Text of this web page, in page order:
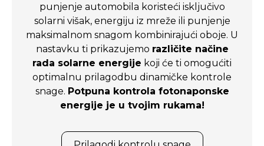
punjenje automobila koristeći isključivo
solarni višak, energiju iz mreže ili punjenje
maksimalnom snagom kombinirajući oboje. U
nastavku ti prikazujemo različite načine
rada solarne energije koji će ti omogućiti
optimalnu prilagodbu dinamičke kontrole
snage. Potpuna kontrola fotonaponske
energije je u tvojim rukama!